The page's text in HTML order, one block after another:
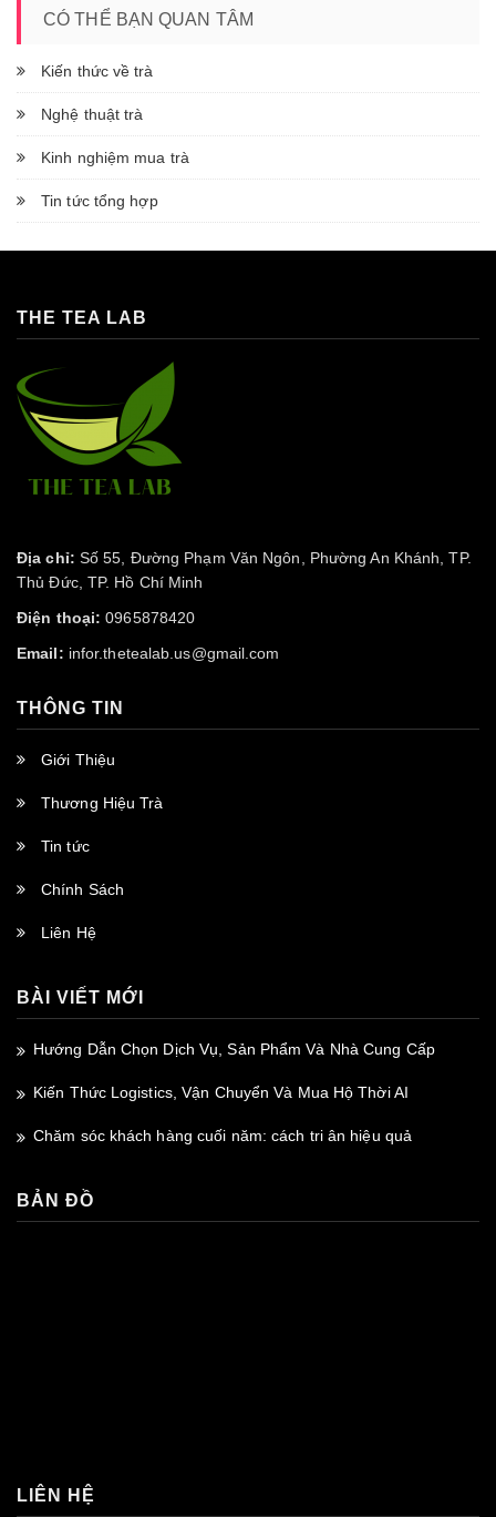
CÓ THỂ BẠN QUAN TÂM
Kiến thức về trà
Nghệ thuật trà
Kinh nghiệm mua trà
Tin tức tổng hợp
THE TEA LAB
Địa chỉ: Số 55, Đường Phạm Văn Ngôn, Phường An Khánh, TP.
Thủ Đức, TP. Hồ Chí Minh
Điện thoại: 0965878420
Email: infor.thetealab.us@gmail.com
THÔNG TIN
Giới Thiệu
Thương Hiệu Trà
Tin tức
Chính Sách
Liên Hệ
BÀI VIẾT MỚI
Hướng Dẫn Chọn Dịch Vụ, Sản Phẩm Và Nhà Cung Cấp
Kiến Thức Logistics, Vận Chuyển Và Mua Hộ Thời AI
Chăm sóc khách hàng cuối năm: cách tri ân hiệu quả
BẢN ĐỒ
LIÊN HỆ